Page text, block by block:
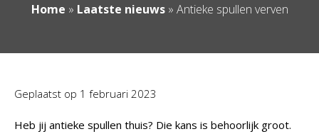
Home » Laatste nieuws» Antieke spullen verven
Geplaatst op 1 februari 2023
Heb jij antieke spullen thuis? Die kans is behoorlijk groot.